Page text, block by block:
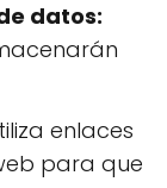
datos:
enlaces
para que